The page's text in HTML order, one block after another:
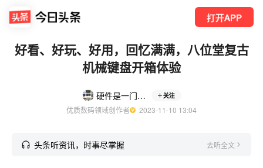
打开APP
好看、好玩、好用，回忆满满，八位堂复古
机械键盘开箱体验
硬件是一门学问 关注
优质数码领域创作者
  2023-11-10 13:04
头条听资讯，时事尽掌握 去听全文